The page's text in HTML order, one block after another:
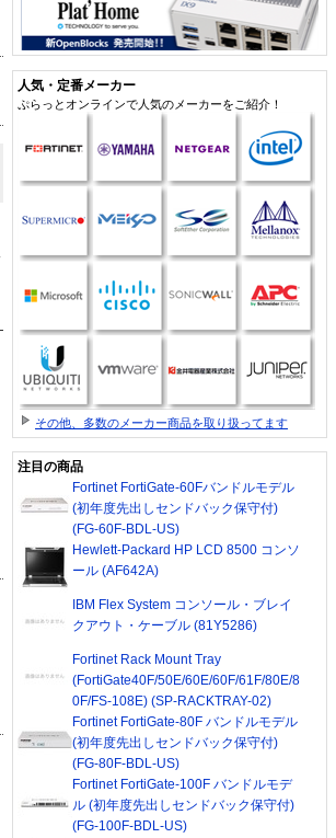
人気・定番メーカー
ぷらっとオンラインで人気のメーカーをご紹介！
その他、多数のメーカー商品を取り扱ってます
注目の商品
Fortinet FortiGate-60Fバンドルモデル
(初年度先出しセンドバック保守付)
(FG-60F-BDL-US)
Hewlett-Packard HP LCD 8500 コンソ
ール (AF642A)
IBM Flex System コンソール・ブレイ
クアウト・ケーブル (81Y5286)
Fortinet Rack Mount Tray
(FortiGate40F/50E/60E/60F/61F/80E/8
0F/FS-108E) (SP-RACKTRAY-02)
Fortinet FortiGate-80F バンドルモデル
(初年度先出しセンドバック保守付)
(FG-80F-BDL-US)
Fortinet FortiGate-100F バンドルモデ
ル (初年度先出しセンドバック保守付)
(FG-100F-BDL-US)